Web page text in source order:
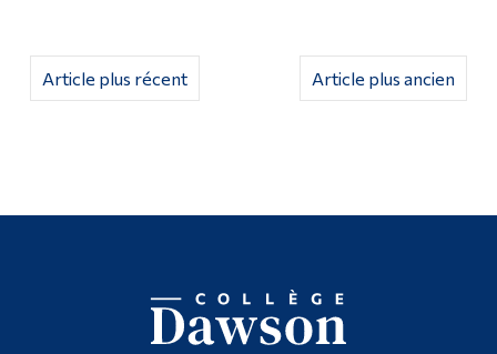
Article plus ancien
Article plus récent